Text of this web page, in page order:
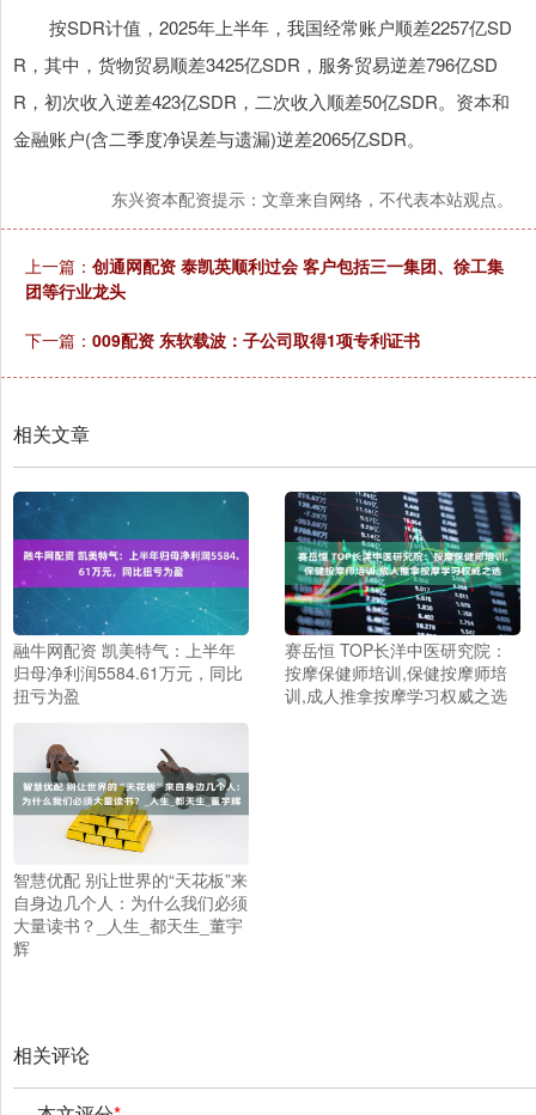
按SDR计值，2025年上半年，我国经常账户顺差2257亿SD
R，其中，货物贸易顺差3425亿SDR，服务贸易逆差796亿SD
R，初次收入逆差423亿SDR，二次收入顺差50亿SDR。资本和
金融账户(含二季度净误差与遗漏)逆差2065亿SDR。
东兴资本配资提示：文章来自网络，不代表本站观点。
上一篇： 创通网配资 泰凯英顺利过会 客户包括三一集团、徐工集
团等行业龙头
下一篇： 009配资 东软载波：子公司取得1项专利证书
相关文章
融牛网配资 凯美特气：上半年
归母净利润5584.61万元，同比
扭亏为盈
赛岳恒 TOP长洋中医研究院：
按摩保健师培训,保健按摩师培
训,成人推拿按摩学习权威之选
智慧优配 别让世界的“天花板”来
自身边几个人：为什么我们必须
大量读书？_人生_都天生_董宇
辉
相关评论